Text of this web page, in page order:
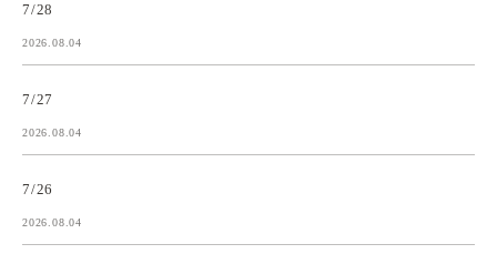
7/28
2026.08.04
7/27
2026.08.04
7/26
2026.08.04